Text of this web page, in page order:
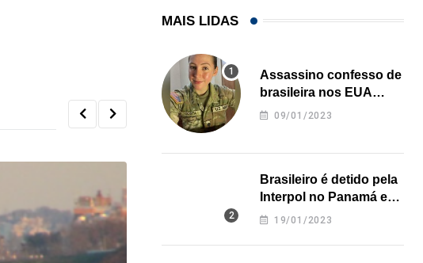
MAIS LIDAS
Assassino confesso de
brasileira nos EUA
revela onde deixou o
09/01/2023
Brasileiro é detido pela
Interpol no Panamá e
pode pegar prisão
19/01/2023